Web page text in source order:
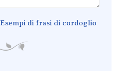
Esempi di frasi di cordoglio